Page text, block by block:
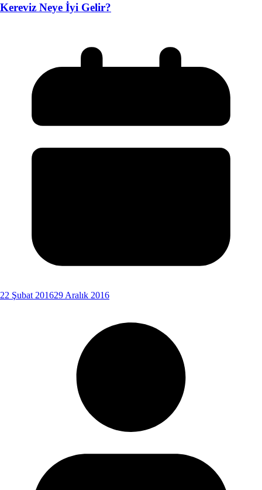
Kereviz Neye İyi Gelir?
22 Şubat 201629 Aralık 2016